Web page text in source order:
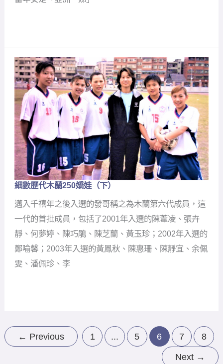
細數歷代木蘭250嬌娃（下）
邁入千禧年之後入選的發哥稱之為木蘭第六代成員，這
一代的首批成員，包括了2001年入選的陳葦凌、張卉
靜、何夢婷、陳巧鵑、陳芝蘭、黃玉珍；2002年入選的
鄭喻馨；2003年入選的黃鳳秋、陳惠珊、陳靜宜、余佩
雯、潘佩珍、李
細
歷
蘭
250
嬌
娃
← Previous 1 ... 5 6 7 8
Next →